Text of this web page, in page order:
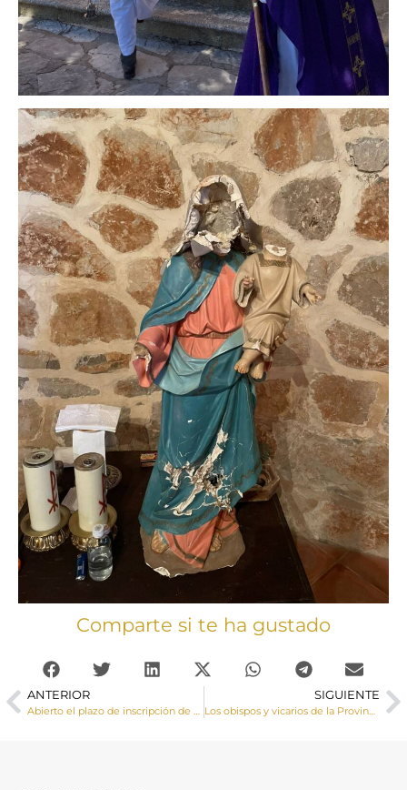
Comparte si te ha gustado
ANTERIOR SIGUIENTE
Los obispos y vicarios de la Provincia Eclesiástica de Toledo celebran en Guadalajara su reunión ordinaria para tratar temas comunes de actualidad de las diócesis